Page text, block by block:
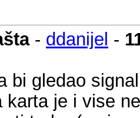
- ddanijel -
bi gledao
karta je i vise